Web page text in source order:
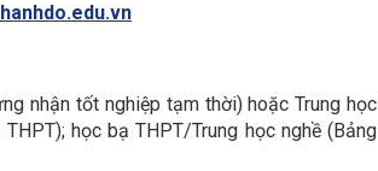
nhận tốt nghiệp tạm thời) hoặc Trung học
học bạ THPT/Trung học nghề (Bảng